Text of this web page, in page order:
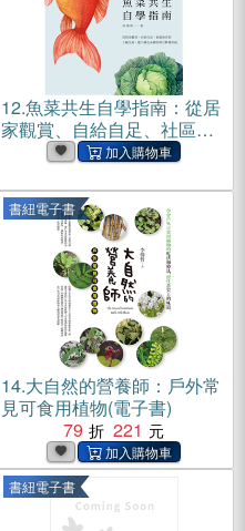
12.魚菜共生自學指南：從居
家觀賞、自給自足、社區教
育到工廠生產，建立綠色永
書紐電子書
14.大自然的營養師：戶外常
見可食用植物(電子書)
79
221
書紐電子書